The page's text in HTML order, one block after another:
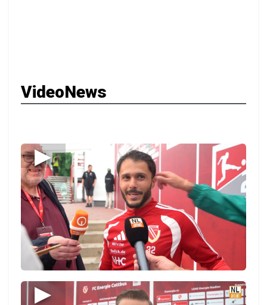
VideoNews
▶
▶